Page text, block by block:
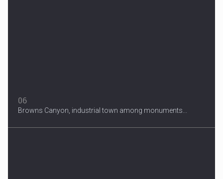
06
Browns Canyon, industrial town among monuments...